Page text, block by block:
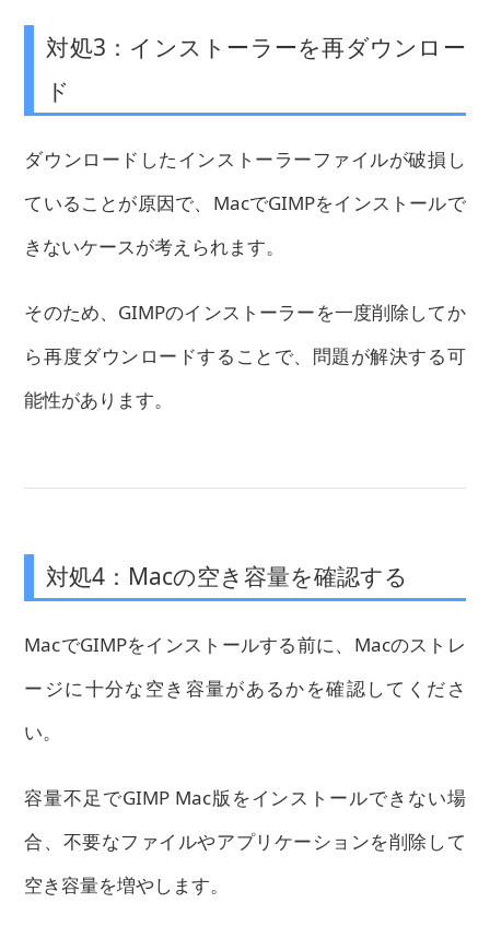
対処3：インストーラーを再ダウンロー
ド
ダウンロードしたインストーラーファイルが破損し
ていることが原因で、MacでGIMPをインストールで
きないケースが考えられます。
そのため、GIMPのインストーラーを一度削除してか
ら再度ダウンロードすることで、問題が解決する可
能性があります。
対処4：Macの空き容量を確認する
MacでGIMPをインストールする前に、Macのストレ
ージに十分な空き容量があるかを確認してくださ
い。
容量不足でGIMP Mac版をインストールできない場
合、不要なファイルやアプリケーションを削除して
空き容量を増やします。